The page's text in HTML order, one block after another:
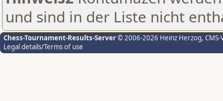
und sind in der Liste nicht
Chess-Tournament-Results-Server© 2006-2026 Heinz Herzog,
Legal details/Terms of use